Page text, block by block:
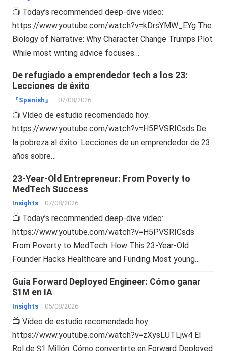
📺 Today’s recommended deep-dive video:
https://www.youtube.com/watch?v=kDrsYMW_EYg The
Biology of Narrative: Why Character Change Trumps Plot
While most writing advice focuses…
De refugiado a emprendedor tech a los 23:
Lecciones de éxito
『Spanish』 07/08/2026
📺 Vídeo de estudio recomendado hoy:
https://www.youtube.com/watch?v=H5PVSRICsds De
la pobreza al éxito: Lecciones de un emprendedor de 23
años sobre…
23-Year-Old Entrepreneur: From Poverty to
MedTech Success
Insights 07/08/2026
📺 Today’s recommended deep-dive video:
https://www.youtube.com/watch?v=H5PVSRICsds
From Poverty to MedTech: How This 23-Year-Old
Founder Hacks Healthcare and Funding Most young…
Guía Forward Deployed Engineer: Cómo ganar
$1M en IA
Insights 05/08/2026
📺 Vídeo de estudio recomendado hoy:
https://www.youtube.com/watch?v=zXysLUTLjw4 El
Rol de $1 Millón: Cómo convertirte en Forward Deployed